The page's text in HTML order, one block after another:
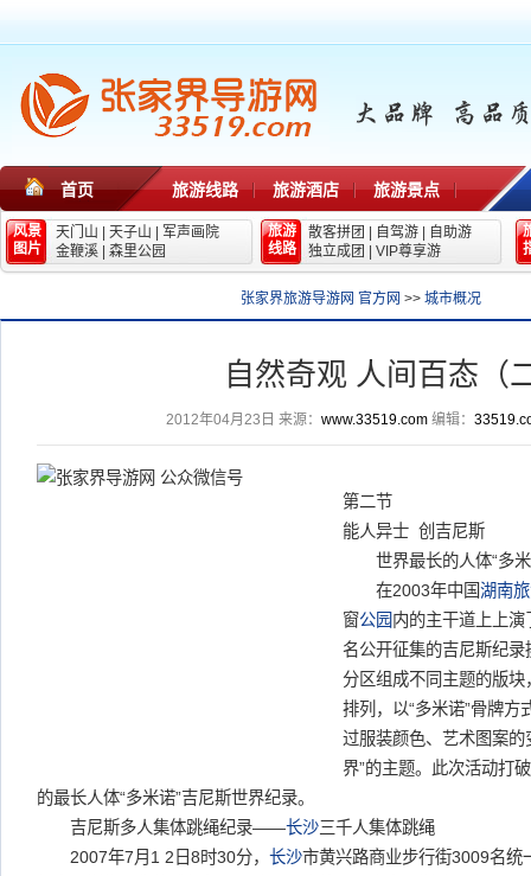
首页 旅游线路 旅游酒店 旅游景点
风景
图片
天门山 天子山
军声画院
金鞭溪
森里公园
旅游
线路
散客拼团 自驾游
自助游
独立成团
VIP尊享游
张家界旅游导游网 官方网 >> 城市概况
自然奇观 人间百态（
2012年04月23日 来源： www.33519.com编辑：
第二节
能人异士 创吉尼斯
世界最长的人体“多
在2003年中国湖南
窗公园内的主干道上上演
名公开征集的吉尼斯纪
分区组成不同主题的版
排列，以“多米诺”骨牌
过服装颜色、艺术图案的
界”的主题。此次活动打
的最长人体“多米诺”吉尼斯世界纪录。
吉尼斯多人集体跳绳纪录——长沙三千人集体跳绳
2007年7月1 2日8时30分， 长沙市黄兴路商业步行街3009名统